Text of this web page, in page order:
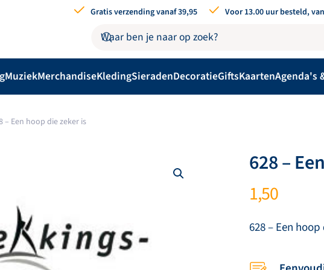
Gratis verzending vanaf 39,95 Voor 13.00 uur besteld,
MuziekMerchandiseKledingSieradenDecoratieGiftsKaartenAgenda's
– Een hoop die zeker is
628 –
1,50
628 – Een